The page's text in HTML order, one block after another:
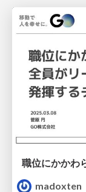
madoxten